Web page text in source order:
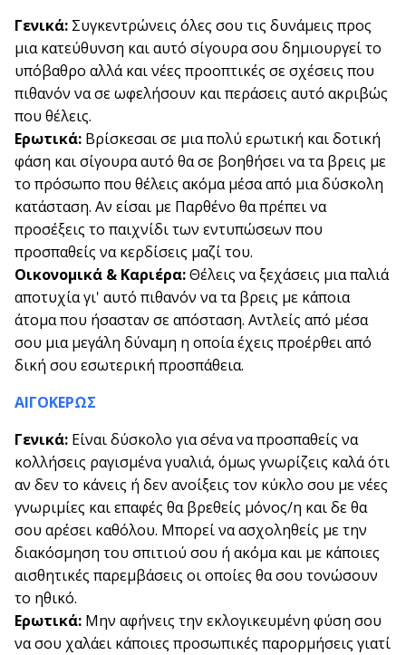
Γενικά: Συγκεντρώνεις όλες σου τις δυνάμεις προς
μια κατεύθυνση και αυτό σίγουρα σου δημιουργεί το
υπόβαθρο αλλά και νέες προοπτικές σε σχέσεις που
πιθανόν να σε ωφελήσουν και περάσεις αυτό ακριβώς
που θέλεις.
Ερωτικά: Βρίσκεσαι σε μια πολύ ερωτική και δοτική
φάση και σίγουρα αυτό θα σε βοηθήσει να τα βρεις με
το πρόσωπο που θέλεις ακόμα μέσα από μια δύσκολη
κατάσταση. Αν είσαι με Παρθένο θα πρέπει να
προσέξεις το παιχνίδι των εντυπώσεων που
προσπαθείς να κερδίσεις μαζί του.
Οικονομικά & Καριέρα:Θέλεις να ξεχάσεις μια παλιά
αποτυχία γι' αυτό πιθανόν να τα βρεις με κάποια
άτομα που ήσασταν σε απόσταση. Αντλείς από μέσα
σου μια μεγάλη δύναμη η οποία έχεις προέρθει από
δική σου εσωτερική προσπάθεια.
ΑΙΓΟΚΕΡΩΣ
Γενικά: Είναι δύσκολο για σένα να προσπαθείς να
κολλήσεις ραγισμένα γυαλιά, όμως γνωρίζεις καλά ότι
αν δεν το κάνεις ή δεν ανοίξεις τον κύκλο σου με νέες
γνωριμίες και επαφές θα βρεθείς μόνος/η και δε θα
σου αρέσει καθόλου. Μπορεί να ασχοληθείς με την
διακόσμηση του σπιτιού σου ή ακόμα και με κάποιες
αισθητικές παρεμβάσεις οι οποίες θα σου τονώσουν
το ηθικό.
Ερωτικά: Μην αφήνεις την εκλογικευμένη φύση σου
να σου χαλάει κάποιες προσωπικές παρορμήσεις γιατί